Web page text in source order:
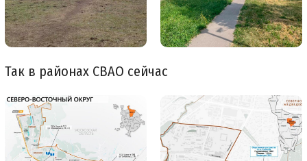
Так в районах СВАО сейчас